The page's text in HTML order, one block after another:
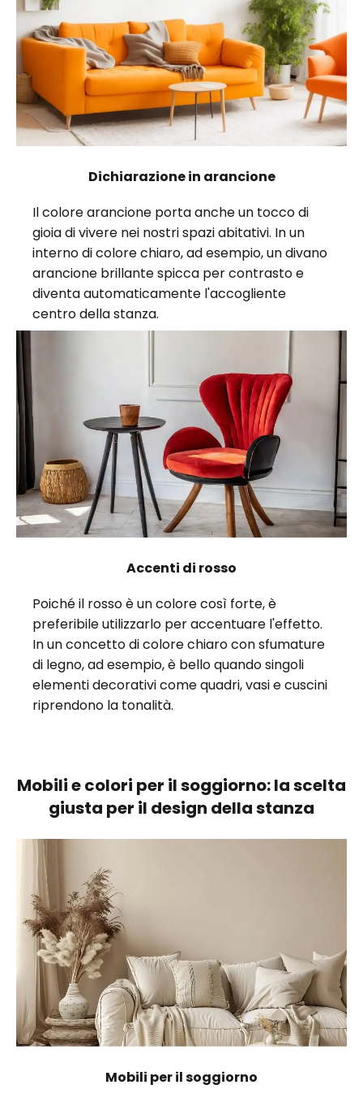
Dichiarazione in arancione
Il colore arancione porta anche un tocco di
gioia di vivere nei nostri spazi abitativi. In un
interno di colore chiaro, ad esempio, un divano
arancione brillante spicca per contrasto e
diventa automaticamente l'accogliente
centro della stanza.
Accenti di rosso
Poiché il rosso è un colore così forte, è
preferibile utilizzarlo per accentuare l'effetto.
In un concetto di colore chiaro con sfumature
di legno, ad esempio, è bello quando singoli
elementi decorativi come quadri, vasi e cuscini
riprendono la tonalità.
Mobili e colori per il soggiorno: la scelta
giusta per il design della stanza
Mobili per il soggiorno